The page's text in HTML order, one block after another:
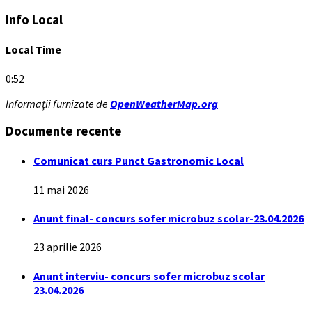
Info Local
Local Time
0:52
Informații furnizate de OpenWeatherMap.org
Documente recente
Comunicat curs Punct Gastronomic Local
11 mai 2026
Anunt final- concurs sofer microbuz scolar-23.04.2026
23 aprilie 2026
Anunt interviu- concurs sofer microbuz scolar
23.04.2026